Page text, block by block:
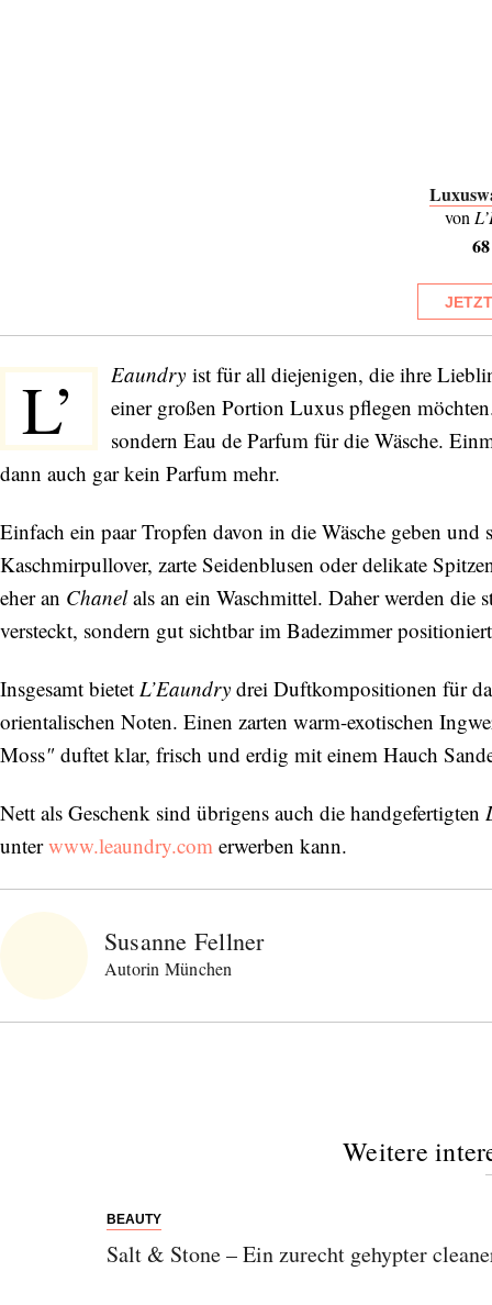
von
L’ Eaundry ist für all diejenigen, die ihre
einer großen Portion Luxus pflegen
sondern Eau de Parfum für die Wäsche.
dann auch gar kein Parfum mehr.
Einfach ein paar Tropfen davon in die Wäsche geben
Kaschmirpullover, zarte Seidenblusen oder delikate
eher an Chanelals an ein Waschmittel. Daher werden die
versteckt, sondern gut sichtbar im Badezimmer
Insgesamt bietet L’Eaundry drei Duftkompositionen für
orientalischen Noten. Einen zarten warm-exotischen
Moss"duftet klar, frisch und erdig mit einem Hauch
Nett als Geschenk sind übrigens auch die handgefertigten
unterwww.leaundry.com erwerben kann.
Susanne Fellner
Autorin München
Weitere
BEAUTY
Salt & Stone – Ein zurecht gehypter